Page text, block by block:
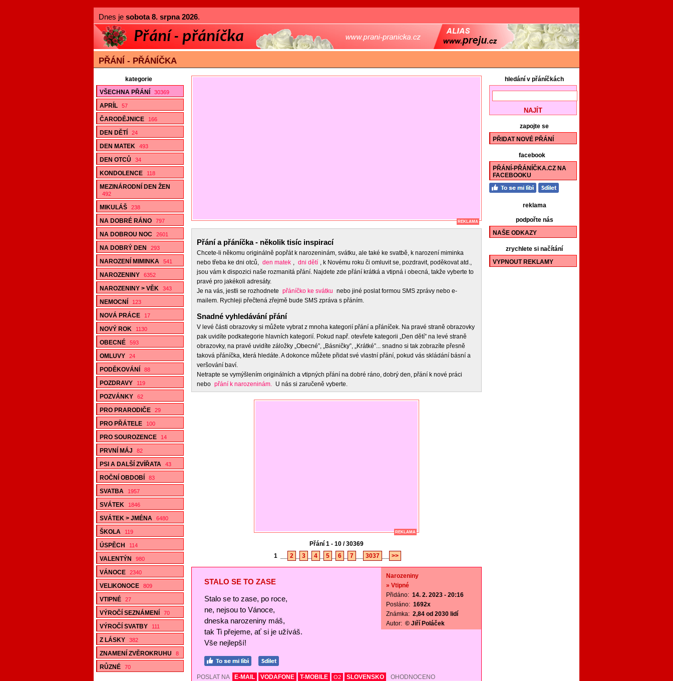
Dnes je sobota 8. srpna 2026.
PŘÁNÍ - PŘÁNÍČKA
kategorie
VŠECHNA PŘÁNÍ
30369
APRÍL 57
ČARODĚJNICE 166
DEN DĚTÍ 24
DEN MATEK 493
DEN OTCŮ 34
KONDOLENCE 118
MEZINÁRODNÍ DEN ŽEN
492
MIKULÁŠ 238
NA DOBRÉ RÁNO 797
NA DOBROU NOC 2601
NA DOBRÝ DEN 293
NAROZENÍ MIMINKA 541
NAROZENINY 6352
NAROZENINY > VĚK 343
NEMOCNÍ 123
NOVÁ PRÁCE 17
NOVÝ ROK 1130
OBECNÉ 593
OMLUVY 24
PODĚKOVÁNÍ 88
POZDRAVY 119
POZVÁNKY 62
PRO PRARODIČE 29
PRO PŘÁTELE 100
PRO SOUROZENCE 14
PRVNÍ MÁJ 82
PSI A DALŠÍ ZVÍŘATA 43
ROČNÍ OBDOBÍ 83
SVATBA 1957
SVÁTEK 1846
SVÁTEK > JMÉNA 6480
ŠKOLA 119
ÚSPĚCH 114
VALENTÝN 980
VÁNOCE 2340
VELIKONOCE 809
VTIPNÉ 27
VÝROČÍ SEZNÁMENÍ 70
VÝROČÍ SVATBY 111
Z LÁSKY 382
ZNAMENÍ ZVĚROKRUHU 8
RŮZNÉ 70
REKLAMA
Přání a přáníčka - několik tisíc inspirací
Chcete-li někomu originálně popřát k narozeninám, svátku, ale také ke svatbě, k narození miminka
nebo třeba ke dni otců, den matek , dni dětí , k Novému roku či omluvit se, pozdravit, poděkovat atd.,
jsou vám k dispozici naše rozmanitá přání. Najdete zde přání krátká a vtipná i obecná, takže vyberte to
pravé pro jakékoli adresáty.
Je na vás, jestli se rozhodnete přáníčko ke svátku nebo jiné poslat formou SMS zprávy nebo e-
mailem. Rychleji přečtená zřejmě bude SMS zpráva s přáním.
Snadné vyhledávání přání
V levé části obrazovky si můžete vybrat z mnoha kategorií přání a přáníček. Na pravé straně obrazovky
pak uvidíte podkategorie hlavních kategorií. Pokud např. otevřete kategorii „Den dětí” na levé straně
obrazovky, na pravé uvidíte záložky „Obecné”, „Básničky”, „Krátké”... snadno si tak zobrazíte přesně
taková přáníčka, která hledáte. A dokonce můžete přidat své vlastní přání, pokud vás skládání básní a
veršování baví.
Netrapte se vymýšlením originálních a vtipných přání na dobré ráno, dobrý den, přání k nové práci
nebo přání k narozeninám. U nás si zaručeně vyberte.
REKLAMA
Přání 1 - 10 / 30369
1
2 3 4 5 6 7 3037 >>
STALO SE TO ZASE
Stalo se to zase, po roce,
ne, nejsou to Vánoce,
dneska narozeniny máš,
tak Ti přejeme, ať si je užíváš.
Vše nejlepší!
Narozeniny
» Vtipné
Přidáno: 14. 2. 2023 - 20:16
Posláno: 1692x
Známka: 2,84 od 2030 lidí
Autor: © Jiří Poláček
POSLAT NA E-MAIL VODAFONE T-MOBILE O2 SLOVENSKO OHODNOCENO
hledání v přáníčkách
zapojte se
PŘIDAT NOVÉ PŘÁNÍ
facebook
PŘÁNÍ-PŘÁNÍČKA.CZ NA
FACEBOOKU
reklama
podpořte nás
NAŠE ODKAZY
zrychlete si načítání
VYPNOUT REKLAMY